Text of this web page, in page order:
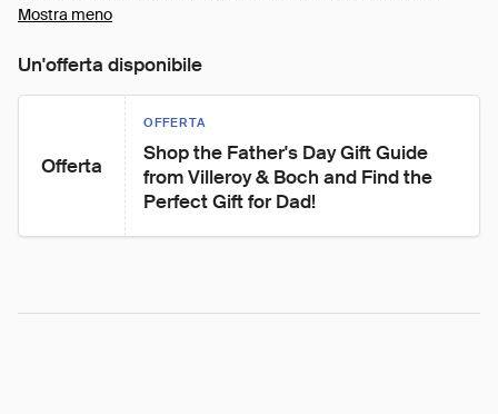
Mostra meno
Un'offerta disponibile
Offerta
OFFERTA
Shop the Father's Day Gift Guide
from Villeroy & Boch and Find the
Perfect Gift for Dad!